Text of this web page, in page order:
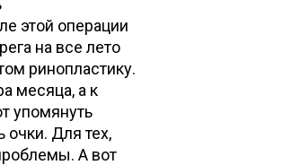
этой операции
на все лето
ринопластику.
месяца, а к
упомянуть
очки. Для тех,
А вот